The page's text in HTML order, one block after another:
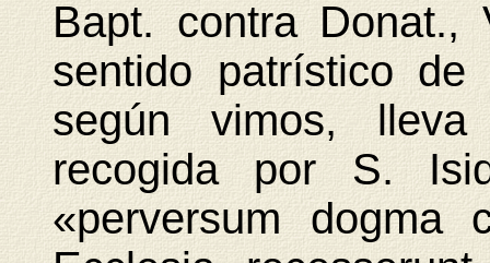
Bapt. contra Donat.,
sentido patrístico
según vimos,
recogida por S.
«perversum dogma